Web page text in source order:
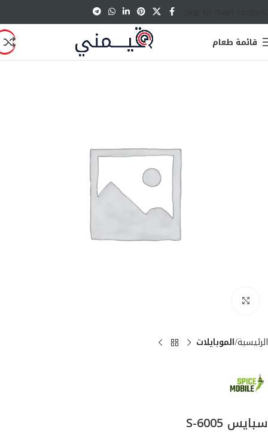
قائمة طعام
الرئيسية الموبايلات
سبايس S-6005